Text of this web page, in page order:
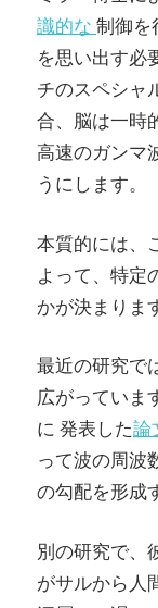
識的な制御を
を思い出す必
チのスペシャ
合、脳は一時
高速のガンマ
うにします。
本質的には、
よって、特定
かが決まりま
最近の研究で
広がっていま
に 発表した論
って波の周波
の勾配を形成
別の研究で、
がサルから人